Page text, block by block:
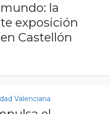
la
exposición
Castellón
Valenciana